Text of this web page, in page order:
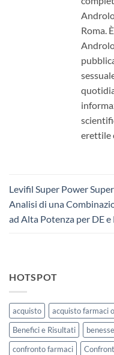
Roma.
erettile
Levifil Super Power
Analisi di una
ad Alta Potenza per DE e
HOTSPOT
acquisto acquisto farmaci
Benefici e Risultati
confronto farmaci